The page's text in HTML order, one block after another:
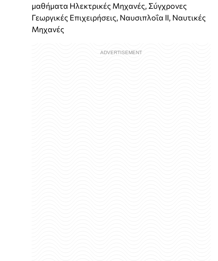
μαθήματα Ηλεκτρικές Μηχανές, Σύγχρονες
Γεωργικές Επιχειρήσεις, Ναυσιπλοΐα ΙΙ, Ναυτικές
Μηχανές